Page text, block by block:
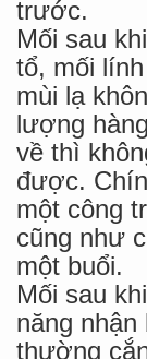
trước.
Mối sau
tổ, mối
mùi lạ
lượng
về thì
được.
một công
cũng như
một buổi.
Mối sau
năng nhận
thường